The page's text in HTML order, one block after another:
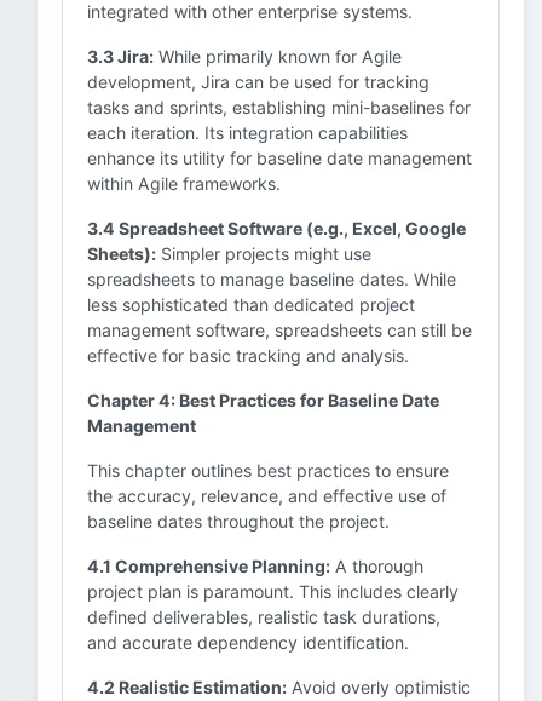
integrated with other enterprise systems.
3.3 Jira: While primarily known for Agile
development, Jira can be used for tracking
tasks and sprints, establishing mini-baselines for
each iteration. Its integration capabilities
enhance its utility for baseline date management
within Agile frameworks.
3.4 Spreadsheet Software (e.g., Excel, Google
Sheets): Simpler projects might use
spreadsheets to manage baseline dates. While
less sophisticated than dedicated project
management software, spreadsheets can still be
effective for basic tracking and analysis.
Chapter 4: Best Practices for Baseline Date
Management
This chapter outlines best practices to ensure
the accuracy, relevance, and effective use of
baseline dates throughout the project.
4.1 Comprehensive Planning: A thorough
project plan is paramount. This includes clearly
defined deliverables, realistic task durations,
and accurate dependency identification.
4.2 Realistic Estimation: Avoid overly optimistic